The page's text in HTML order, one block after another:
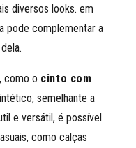
diversos looks. em
pode complementar a
como o cinto com
semelhante a
e versátil, é possível
como calças